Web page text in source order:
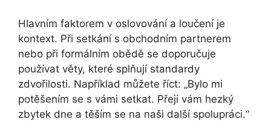
Hlavním faktorem v oslovování a loučení je
kontext. Při setkání s obchodním partnerem
nebo při formálním obědě se doporučuje
používat věty, které splňují standardy
zdvořilosti. Například můžete říct: „Bylo mi
potěšením se s vámi setkat. Přeji vám hezký
zbytek dne a těším se na naši další spolupráci.“